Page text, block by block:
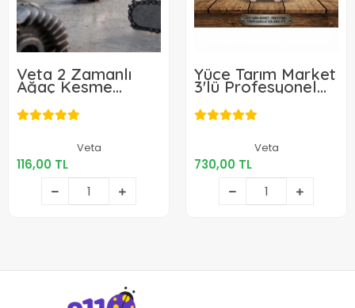
Veta 2 Zamanlı
Ağaç Kesme
Motoru ve Tırpan
Motoru Bujisi
Veta
116,00 TL
116,00 TL
Sepete Ekle
Yüce Tarım Market
3'lü Profesyonel
Tırpan Bakım ve
Kullanım Seti
Veta
730,00 TL
730,00 TL
Sepete Ekle